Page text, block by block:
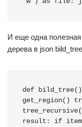
И еще одна полезная
дерева в json
def
get_region()
result: if